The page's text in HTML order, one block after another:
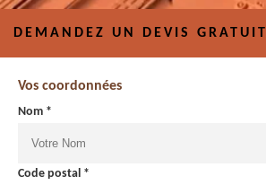
DEMANDEZ UN DEVIS GRATUIT
Vos coordonnées
Nom *
Code postal *